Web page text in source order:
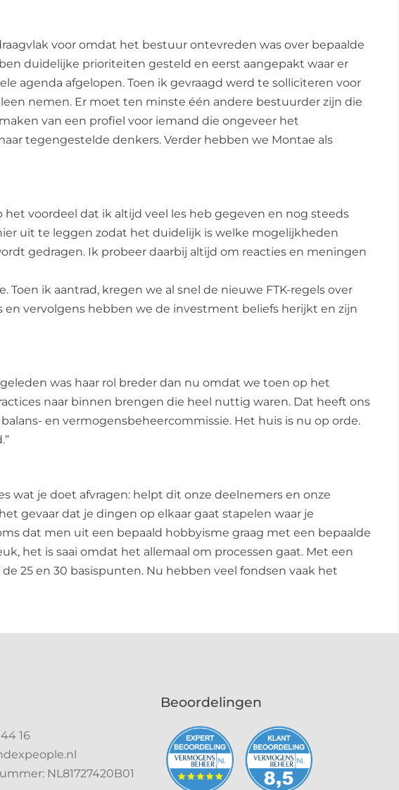
voor omdat het bestuur ontevreden was over bepaalde
duidelijke prioriteiten gesteld en eerst aangepakt waar er
agenda afgelopen. Toen ik gevraagd werd te solliciteren voor
nemen. Er moet ten minste één andere bestuurder zijn die
van een profiel voor iemand die ongeveer het
tegengestelde denkers. Verder hebben we Montae als
voordeel dat ik altijd veel les heb gegeven en nog steeds
uit te leggen zodat het duidelijk is welke mogelijkheden
gedragen. Ik probeer daarbij altijd om reacties en meningen
ik aantrad, kregen we al snel de nieuwe FTK-regels over
vervolgens hebben we de investment beliefs herijkt en zijn
was haar rol breder dan nu omdat we toen op het
naar binnen brengen die heel nuttig waren. Dat heeft ons
en vermogensbeheercommissie. Het huis is nu op orde.
wat je doet afvragen: helpt dit onze deelnemers en onze
gevaar dat je dingen op elkaar gaat stapelen waar je
dat men uit een bepaald hobbyisme graag met een bepaalde
het is saai omdat het allemaal om processen gaat. Met een
25 en 30 basispunten. Nu hebben veel fondsen vaak het
44 16
NL81727420B01
Beoordelingen